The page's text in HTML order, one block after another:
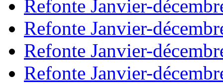
Refonte Janvier-
Refonte Janvier-
Refonte Janvier-
Refonte Janvier-